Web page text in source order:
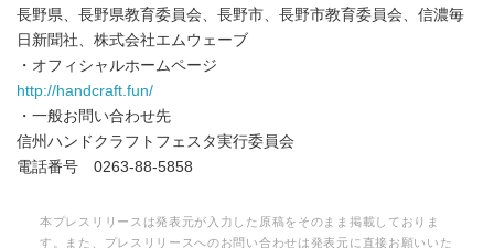
長野県、長野県教育委員会、長野市、長野市教育委員会、信濃毎
日新聞社、株式会社エムウェーブ
・オフィシャルホームページ
http://handcraft.fun/
・一般お問い合わせ先
信州ハンドクラフトフェスタ実行委員会
電話番号 0263-88-5858
本プレスリリースは発表元が入力した原稿をそのまま掲載しておりま
す。また、プレスリリースへのお問い合わせは発表元に直接お願いいた